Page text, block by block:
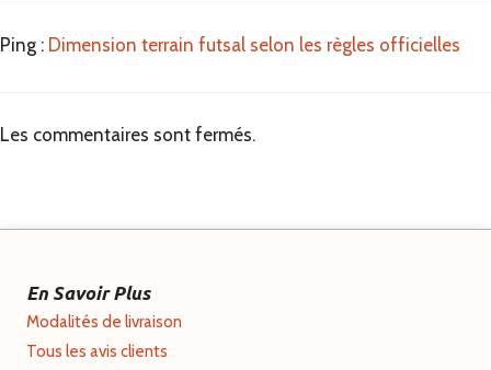
Ping : Dimension terrain futsal selon les règles officielles
Les commentaires sont fermés.
En Savoir Plus
Modalités de livraison
Tous les avis clients